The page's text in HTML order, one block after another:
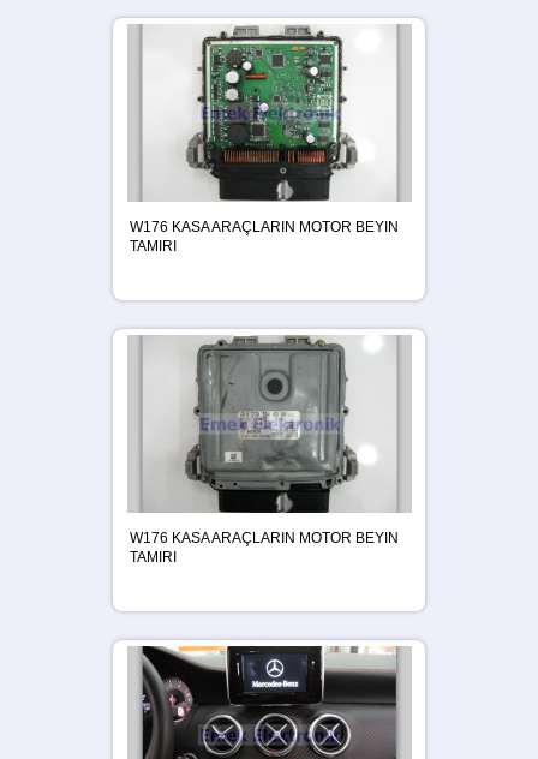
W176 KASA ARAÇLARIN MOTOR BEYIN
TAMIRI
W176 KASA ARAÇLARIN MOTOR BEYIN
TAMIRI